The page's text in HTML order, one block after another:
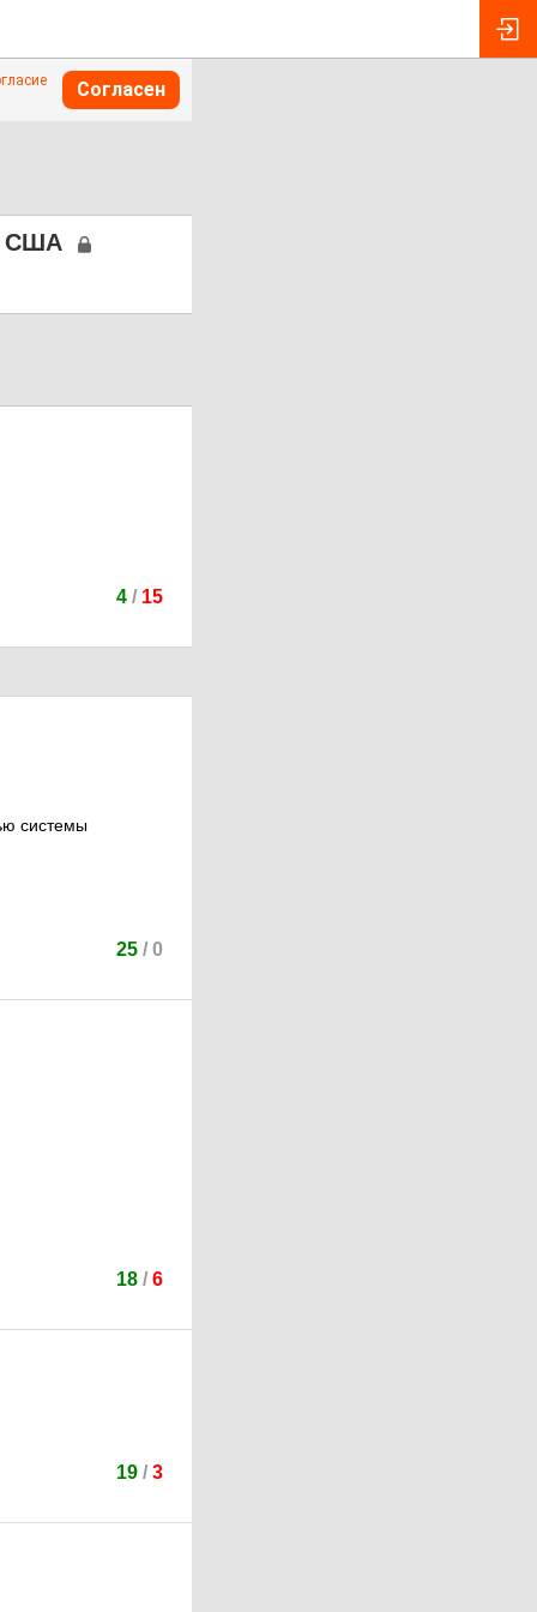
Согласен
США
4 / 15
системы
25 / 0
18 / 6
19 / 3